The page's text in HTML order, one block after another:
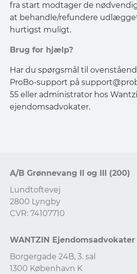
fra start modtager de
at behandle/refundere
hurtigst muligt.
Brug for hjælp?
Har du spørgsmål til
ProBo-support på
55 eller administrator hos
ejendomsadvokater.
A/B Grønnevang II og III (200)
Lundtoftevej
2800 Lyngby
CVR: 74107710
WANTZIN Ejendomsadvokater
Borgergade 24B, 3. sal
1300 København K